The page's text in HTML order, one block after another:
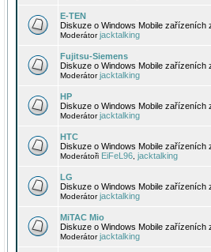
E-TEN
Diskuze o Windows Mobile zařízeních
Moderátorjacktalking
Fujitsu-Siemens
Diskuze o Windows Mobile zařízeních
Moderátorjacktalking
HP
Diskuze o Windows Mobile zařízeních
Moderátorjacktalking
HTC
Diskuze o Windows Mobile
Moderátoři EiFeL96 jacktalking
LG
Diskuze o Windows Mobile zařízeních
Moderátorjacktalking
MiTAC Mio
Diskuze o Windows Mobile zařízeních
Moderátorjacktalking